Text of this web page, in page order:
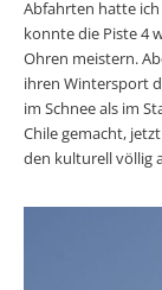
Abfahrten hatte ich
konnte die Piste 4
Ohren meistern.
ihren Wintersport
im Schnee als im
Chile gemacht,
den kulturell völlig